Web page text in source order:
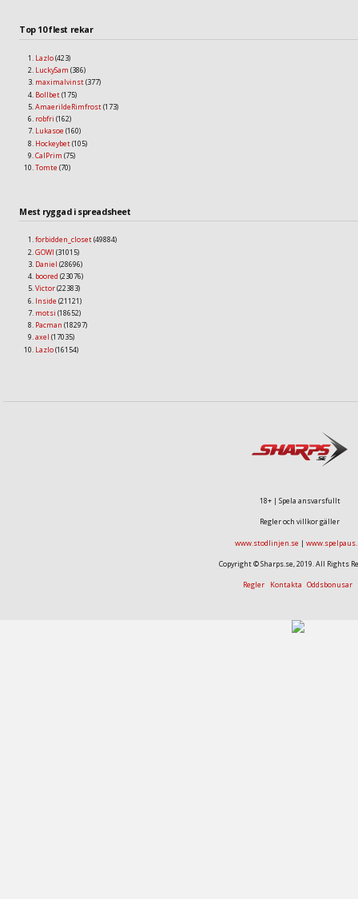
Top 10 flest rekar
Lazlo(423)
LuckySam (386)
maximalvinst(377)
Bollbet(175)
AmaerildeRimfrost(173)
robfri (162)
Lukasoe (160)
Hockeybet(105)
CalPrim (75)
Tomte (70)
Mest ryggad i spreadsheet
forbidden_closet(49884)
GOWI (31015)
Daniel (28696)
boored (23076)
Victor(22383)
Inside (21121)
motsi (18652)
Pacman (18297)
axel (17035)
Lazlo(16154)
18+ | Spela ansvarsfullt
Regler och villkor gäller
www.stodlinjen.se |
Copyright © Sharps.se, 2019. All Rights
Regler Kontakta Oddsbonusar